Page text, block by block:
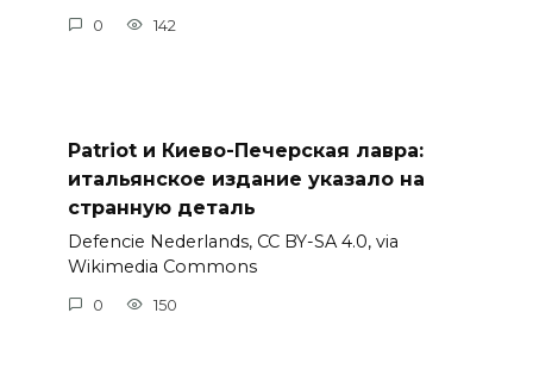
0 142
Patriot и Киево-Печерская лавра:
итальянское издание указало на
странную деталь
Defencie Nederlands, CC BY-SA 4.0, via
Wikimedia Commons
0 150